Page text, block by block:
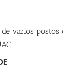
varios postos